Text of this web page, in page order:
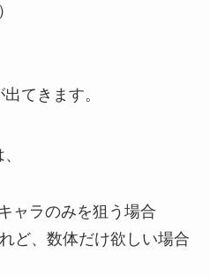
てきます。
ャラのみを狙う場合
ど、数体だけ欲しい場合